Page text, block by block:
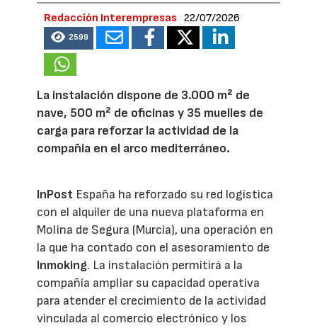
Redacción Interempresas 22/07/2026
2599
La instalación dispone de 3.000 m² de
nave, 500 m² de oficinas y 35 muelles de
carga para reforzar la actividad de la
compañía en el arco mediterráneo.
InPost España ha reforzado su red logística
con el alquiler de una nueva plataforma en
Molina de Segura (Murcia), una operación en
la que ha contado con el asesoramiento de
Inmoking. La instalación permitirá a la
compañía ampliar su capacidad operativa
para atender el crecimiento de la actividad
vinculada al comercio electrónico y los